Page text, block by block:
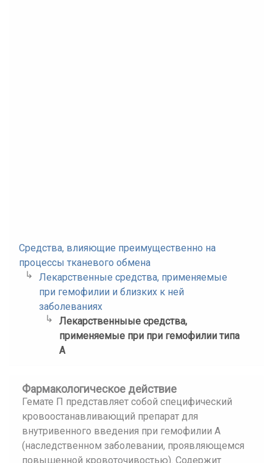
Средства, влияющие преимущественно на
процессы тканевого обмена
Лекарственные средства, применяемые
при гемофилии и близких к ней
заболеваниях
Лекарственныые средства,
применяемые при при гемофилии типа
А
Фармакологическое действие
Гемате П представляет собой специфический
кровоостанавливающий препарат для
внутривенного введения при гемофилии А
(наследственном заболевании, проявляющемся
повышенной кровоточивостью). Содержит